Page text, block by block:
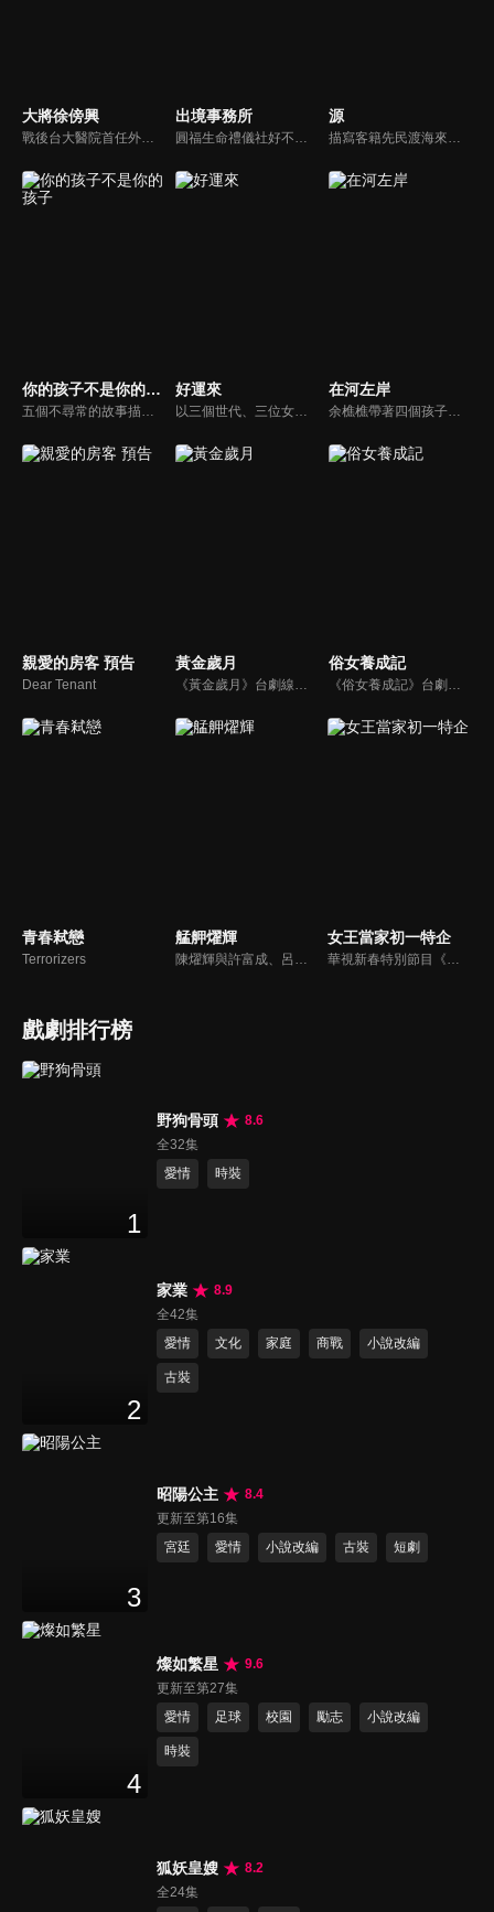
大將徐傍興
戰後台大醫院首任外科主任，同時也是美和技術學院、美和中學創辦人，有「臺灣第一刀」之稱的徐傍興博士，一生仗義疏財、醫病救入、作育英才、推廣運動。他對台灣的醫學發展與教育有何貢獻？又如何接觸棒球，成立美和棒球隊，創造台灣棒球風華？在本劇中有真實而豐富的呈現。
出境事務所
圓福生命禮儀社好不容易招聘了一批已有丙級執照的新人，其中之一的曉恩（黃姵嘉）能說善道、肯學耐操，但個性太過耿直，第一天上班就與家屬起了衝突，讓曉恩的直屬長官阿聖（吳慷仁）頭痛不已。這群菜鳥禮儀師在面對喪親客戶的服務過程中，也各自面臨不同的人生課題！
源
描寫客籍先民渡海來台、胼手胝足拓墾新天地，並建立亞洲第一口油井的故事。吳霖芳，一個身形與長相再普通不過的凡人，他用春蠶般的堅持挖開了亞洲第一口油井，也找到心中屬於自己的一口油井，是他畢生的志業，也是生命的最後出路。
你的孩子不是你的孩子
五個不尋常的故事描繪出了生活在社會壓力、父母箝制以及失能家庭下，個人所面對的不幸結果。
好運來
以三個世代、三位女人為主軸，描述在傳統與現代的交織下，如何堅守家庭、追尋幸福。
在河左岸
余樵樵帶著四個孩子從嘉義到三重埔與丈夫黃碧川團聚，但先北上打拼的丈夫卻有了別的女人。失去丈夫的依靠她拼命工作撐起一個家。而小女兒永真從小穿梭在三重河岸「豆干厝」，看妓女拉客、姐姐死亡、父親悖棄家庭，從五歲小孩到早慧的大學生，見證無數北上謀生的人，最後家鄉成為異鄉，而異鄉成了家鄉。
親愛的房客 預告
Dear Tenant
黃金歲月
《黃金歲月》台劇線上看。講述臺灣八十年代的秀場風華，一列火車，載走了一個媽媽對女兒的虧欠，卻也意外促成一段萍水相逢的緣份…一個到處趕秀的表演家庭，第一次來到繁華的台北城落腳，他們將遇見多少精彩的傳奇人物？又親眼目睹多少明星的辛酸奮鬥故事？讓我們一起重回那個最閃亮的歌廳秀年代…
俗女養成記
《俗女養成記》台劇線上看。陳嘉玲（謝盈萱），一個不像台北女生的台南女生。年屆39歲的她，沒房沒車也沒有老公沒小孩。當年不惜引發家庭革命也要離開家鄉的她，在台北奮鬥了近二十年，到頭來竟然是一場空？ 過去一直追求「淑女」的夢想，卻在跨入40歲大關的時候，開始認清自己其實是個「俗女」。
青春弒戀
Terrorizers
艋舺燿輝 女王當家初一特企
戲劇排行榜
1
野狗骨頭
8.6
全32集
愛情
時裝
2
家業
8.9
全42集
愛情
文化 家庭 商戰 小說改編
古裝
3
昭陽公主
8.4
更新至第16集
宮廷
愛情 小說改編 古裝 短劇
4
燦如繁星
9.6
更新至第27集
愛情
足球 校園 勵志 小說改編
時裝
狐妖皇嫂
8.2
全24集